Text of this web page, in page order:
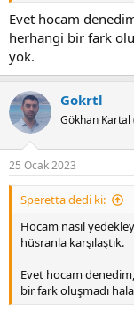
mekatronik.org
Evet hocam
herhangi bir fark
yok.
Gokrtl
Gökhan Kartal
25 Ocak 2023
Speretta dedi ki:
Hocam nasıl
hüsranla karşılaştık.
Evet hocam
bir fark oluşmadı